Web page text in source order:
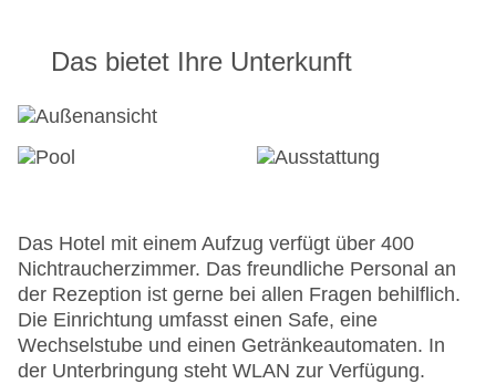
Das bietet Ihre Unterkunft
Das Hotel mit einem Aufzug verfügt über 400
Nichtraucherzimmer. Das freundliche Personal an
der Rezeption ist gerne bei allen Fragen behilflich.
Die Einrichtung umfasst einen Safe, eine
Wechselstube und einen Getränkeautomaten. In
der Unterbringung steht WLAN zur Verfügung.